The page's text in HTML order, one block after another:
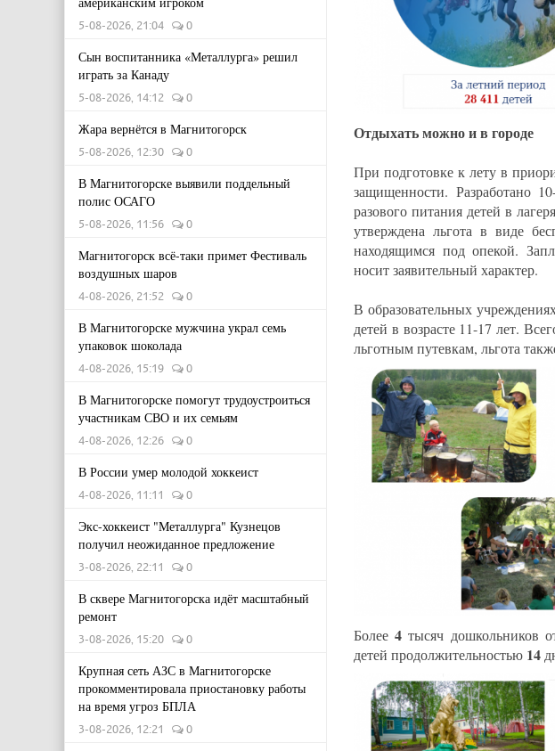
5-08-2026, 21:04 0
Сын воспитанника «Металлурга» решил
играть за Канаду
5-08-2026, 14:12 0
Жара вернётся в Магнитогорск
5-08-2026, 12:30 0
В Магнитогорске выявили поддельный
полис ОСАГО
5-08-2026, 11:56 0
Магнитогорск всё-таки примет Фестиваль
воздушных шаров
4-08-2026, 21:52 0
В Магнитогорске мужчина украл семь
упаковок шоколада
4-08-2026, 15:19 0
В Магнитогорске помогут трудоустроиться
участникам СВО и их семьям
4-08-2026, 12:26 0
В России умер молодой хоккеист
4-08-2026, 11:11 0
Экс-хоккеист "Металлурга" Кузнецов
получил неожиданное предложение
3-08-2026, 22:11 0
В сквере Магнитогорска идёт масштабный
ремонт
3-08-2026, 15:20 0
Крупная сеть АЗС в Магнитогорске
прокомментировала приостановку работы
на время угроз БПЛА
3-08-2026, 12:21 0
Отдыхать можно и в городе
При подготовке к лету в
защищенности. Разработано
разового питания детей в
утверждена льгота в виде
находящимся под опекой.
носит заявительный характер.
В образовательных
детей в возрасте 11-17 лет.
льготным путевкам, льгота
Более4тысяч дошкольников
детей продолжительностью 14